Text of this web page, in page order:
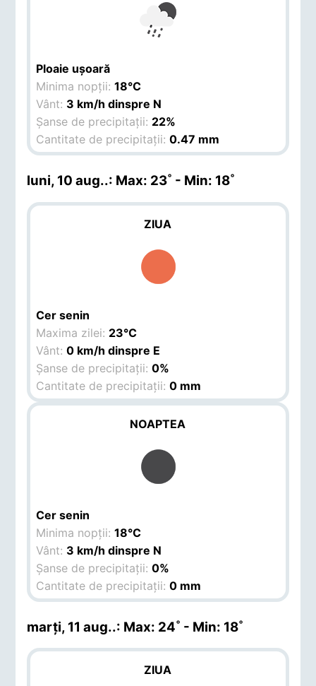
Ploaie ușoară
Minima nopții:18°C
Vânt: 3 km/h dinspre N
Șanse de precipitații: 22%
Cantitate de precipitații:0.47 mm
luni, 10 aug..: Max: 23˚ - Min: 18˚
ZIUA
Cer senin
Maxima zilei: 23°C
Vânt:0 km/h dinspre E
Șanse de precipitații:0%
Cantitate de precipitații:0 mm
NOAPTEA
Cer senin
Minima nopții:18°C
Vânt: 3 km/h dinspre N
Șanse de precipitații:0%
Cantitate de precipitații:0 mm
marți, 11 aug..: Max: 24˚ - Min: 18˚
ZIUA